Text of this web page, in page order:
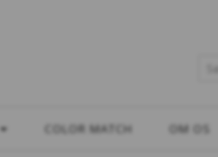
COLOR MATCH OM OS